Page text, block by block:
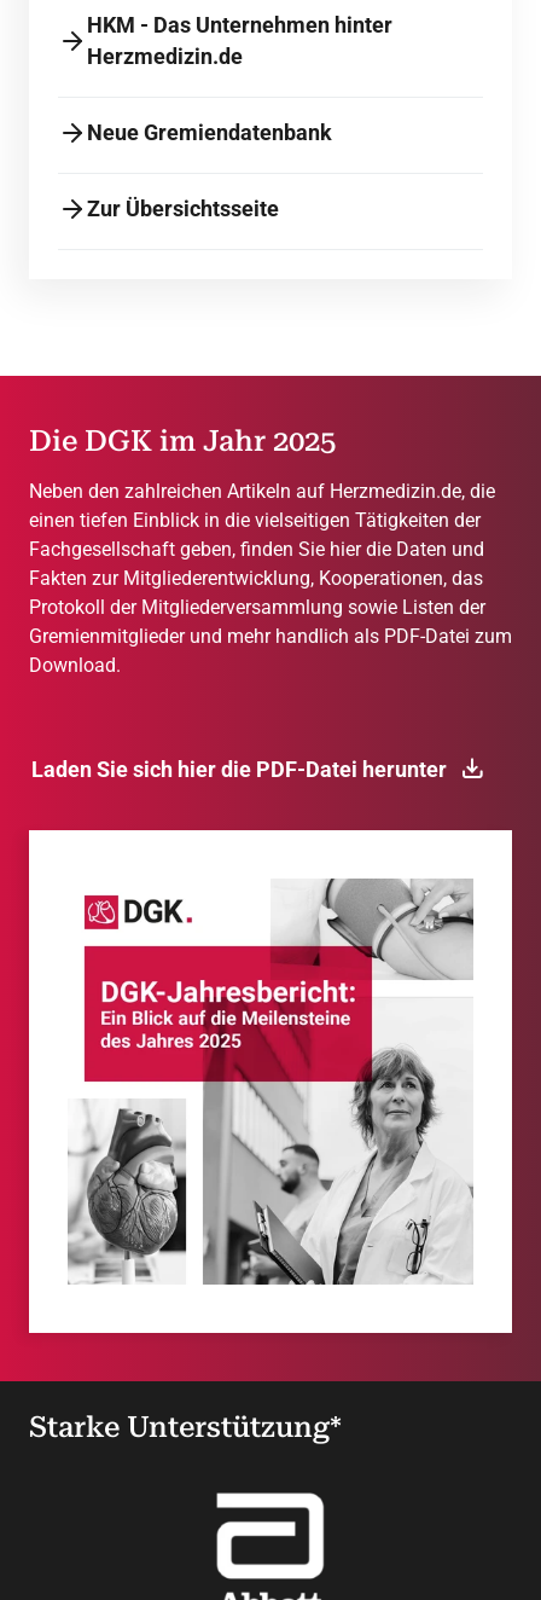
HKM - Das Unternehmen hinter
Herzmedizin.de
Neue Gremiendatenbank
Zur Übersichtsseite
Die DGK im Jahr 2025
Neben den zahlreichen Artikeln auf Herzmedizin.de, die
einen tiefen Einblick in die vielseitigen Tätigkeiten der
Fachgesellschaft geben, finden Sie hier die Daten und
Fakten zur Mitgliederentwicklung, Kooperationen, das
Protokoll der Mitgliederversammlung sowie Listen der
Gremienmitglieder und mehr handlich als PDF-Datei zum
Download.
Laden Sie sich hier die PDF-Datei herunter
Starke Unterstützung*